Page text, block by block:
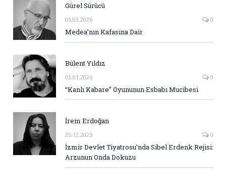
Gürel Sürücü
05.03.2026 0
Medea’nın Kafasına Dair
Bülent Yıldız
03.01.2026 0
“Kanlı Kabare” Oyununun Esbabı Mucibesi
İrem Erdoğan
25.12.2025 0
İzmir Devlet Tiyatrosu’nda Sibel Erdenk Rejisi:
Arzunun Onda Dokuzu